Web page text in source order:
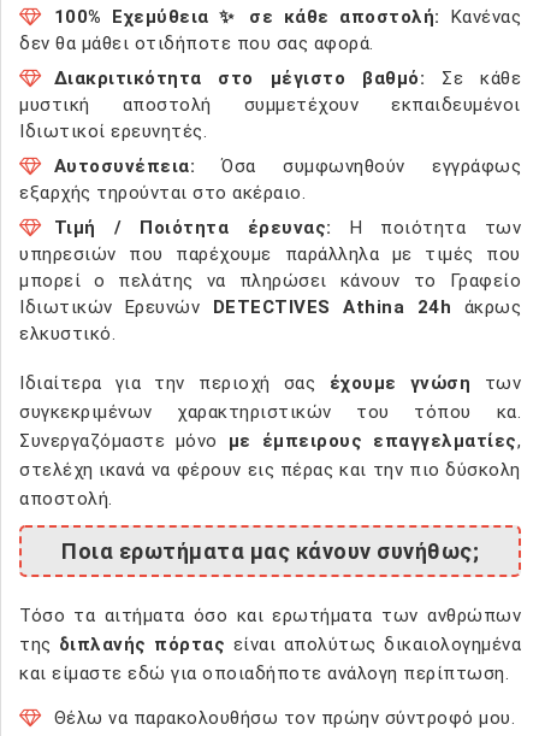
100% Εχεμύθεια ✨ σε κάθε αποστολή:
Κανένας
δεν θα μάθει οτιδήποτε που σας αφορά.
Διακριτικότητα στο μέγιστο βαθμό: Σε κάθε
μυστική αποστολή συμμετέχουν εκπαιδευμένοι
Ιδιωτικοί ερευνητές.
Αυτοσυνέπεια: Όσα συμφωνηθούν εγγράφως
εξαρχής τηρούνται στο ακέραιο.
Τιμή / Ποιότητα έρευνας: Η ποιότητα των
υπηρεσιών που παρέχουμε παράλληλα με τιμές που
μπορεί ο πελάτης να πληρώσει κάνουν το Γραφείο
Ιδιωτικών Ερευνών DETECTIVES Athina 24h άκρως
ελκυστικό.
Ιδιαίτερα για την περιοχή σας έχουμε γνώση των
συγκεκριμένων χαρακτηριστικών του τόπου κα.
Συνεργαζόμαστε μόνο με έμπειρους επαγγελματίες,
στελέχη ικανά να φέρουν εις πέρας και την πιο δύσκολη
αποστολή.
Ποια ερωτήματα μας κάνουν συνήθως;
Τόσο τα αιτήματα όσο και ερωτήματα των ανθρώπων
της διπλανής πόρτας είναι απολύτως δικαιολογημένα
και είμαστε εδώ για οποιαδήποτε ανάλογη περίπτωση.
Θέλω να παρακολουθήσω τον πρώην σύντροφό μου.